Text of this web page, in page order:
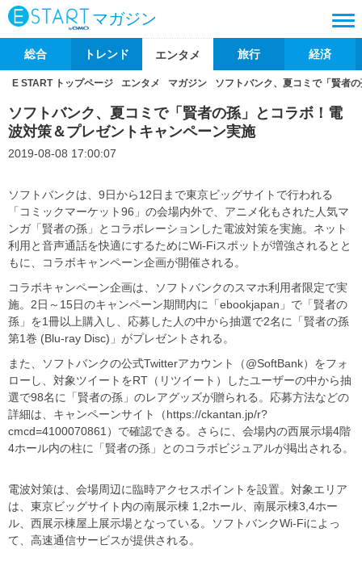
マガジン
総合 トレンド エンタメ 旅行 経済
E START トップページ エンタメ マガジン ソフトバンク、夏コミで「賢者
ソフトバンク、夏コミで「賢者の孫」とコラボ！電
波対策＆プレゼントキャンペーン実施
2019-08-08 17:00:07
ソフトバンクは、9日から12日まで東京ビッグサイトで行われる
「コミックマーケット96」の会場内外で、アニメ化もされた人気マ
ンガ「賢者の孫」とコラボレーションした電波対策を実施。ネット
利用と音声通話を快適にするためにWi-Fiスポットが増強されるとと
もに、コラボキャンペーン企画が開催される。
コラボキャンペーン企画は、ソフトバンクのスマホ利用者限定で実
施。2日～15日のキャンペーン期間内に「ebookjapan」で「賢者の
孫」を1冊以上購入し、応募した人の中から抽選で2名に「賢者の孫
第1巻 (Blu-ray Disc)」がプレゼントされる。
また、ソフトバンクの公式Twitterアカウント（@SoftBank）をフォ
ローし、対象ツイートをRT（リツイート）したユーザーの中から抽
選で98名に「賢者の孫」のレアグッズが贈られる。応募方法などの
詳細は、キャンペーンサイト（https://ckantan.jp/r?
cmcd=4100070861）で確認できる。さらに、会場内の西展示場4階
4ホール内の柱に「賢者の孫」とのコラボビジュアルが掲出される。
電波対策は、会場周辺に臨時アクセスポイントを設置。対象エリア
は、東京ビッグサイト内の南展示棟 1,2ホール、南展示棟3,4ホー
ル、西展示棟屋上展示場となっている。ソフトバンクWi-Fiによっ
て、高速通信サービスが提供される。